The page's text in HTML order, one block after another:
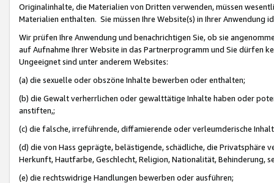
Originalinhalte, die Materialien von Dritten verwenden, müssen
Materialien enthalten. Sie müssen Ihre Website(s) in Ihrer Anwendung
Wir prüfen Ihre Anwendung und benachrichtigen Sie, ob sie
auf Aufnahme Ihrer Website in das Partnerprogramm und Sie dürfen
Ungeeignet sind unter anderem Websites:
(a) die sexuelle oder obszöne Inhalte bewerben oder enthalten;
(b) die Gewalt verherrlichen oder gewalttätige Inhalte haben oder
anstiften,;
(c) die falsche, irreführende, diffamierende oder verleumderische
(d) die von Hass geprägte, belästigende, schädliche, die Privatsphäre
Herkunft, Hautfarbe, Geschlecht, Religion, Nationalität, Behinderung,
(e) die rechtswidrige Handlungen bewerben oder ausführen;